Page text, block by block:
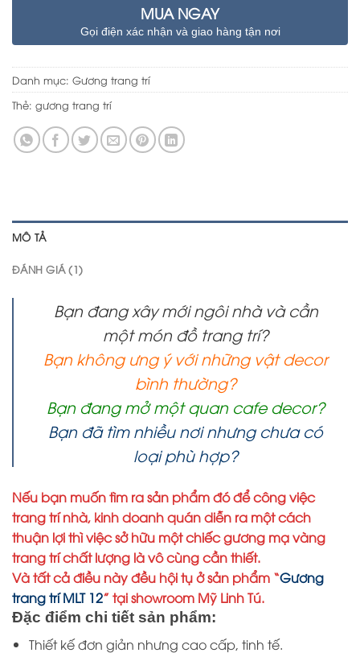
MUA NGAY
Gọi điện xác nhận và giao hàng tận nơi
Danh mục: Gương trang trí
Thẻ: gương trang trí
MÔ TẢ
ĐÁNH GIÁ (1)
Bạn đang xây mới ngôi nhà và cần
một món đồ trang trí?
Bạn không ưng ý với những vật decor
bình thường?
Bạn đang mở một quan cafe decor?
Bạn đã tìm nhiều nơi nhưng chưa có
loại phù hợp?
Nếu bạn muốn tìm ra sản phẩm đó để công việc
trang trí nhà, kinh doanh quán diễn ra một cách
thuận lợi thì việc sở hữu một chiếc gương mạ vàng
trang trí chất lượng là vô cùng cần thiết.
Và tất cả điều này đều hội tụ ở sản phẩm “Gương
trang trí MLT 12” tại showroom Mỹ Linh Tú.
Đặc điểm chi tiết sản phẩm:
Thiết kế đơn giản nhưng cao cấp, tinh tế.